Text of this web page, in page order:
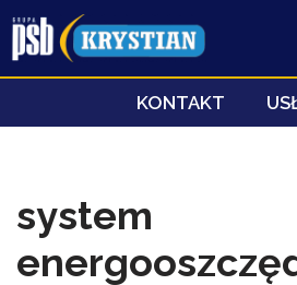
Przejdź
do
KONTAKT
system